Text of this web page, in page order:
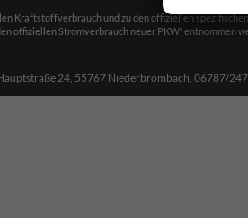
Kraftstoffverbrauch und zu den offiziellen
offiziellen Stromverbrauch neuer PKW' entnommen
24 55767 Niederbrombach, 06787/247